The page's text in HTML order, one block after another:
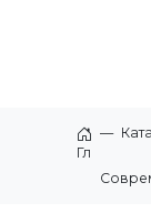
Главная
—